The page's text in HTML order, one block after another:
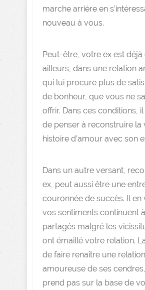
marche arrière en
nouveau à vous.
Peut-être, votre ex est déjà
ailleurs, dans une relation
qui lui procure plus de
de bonheur, que vous ne
offrir. Dans ces conditions,
de penser à reconstruire la
histoire d’amour avec son
Dans un autre versant,
ex, peut aussi être une
couronnée de succès. Il en
vos sentiments continuent
partagés malgré les
ont émaillé votre relation.
de faire renaître une relation
amoureuse de ses
prend pas sur la base de